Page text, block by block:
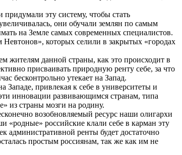
эту систему, чтобы стать
они обучали землян по самым
на Земле самых современных специалистов.
которых селили в закрытых «городах
жителям данной страны, как это происходит в
присваивать природную ренту себе, за что
бесконтрольно утекает на Запад.
привлекая к себе в университеты и
инновации развивающимся странам, типа
из страны мозги на родину.
возобновляемый ресурс наши олигархи
российские клали себе в карман эту
административной ренты будет достаточно
простым россиянам, так же как им не